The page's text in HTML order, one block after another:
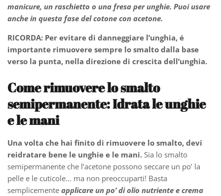
manicure, un raschietto o una fresa per unghie. Puoi usare
anche in questa fase del cotone con acetone.
RICORDA: Per evitare di danneggiare l’unghia, é
importante rimuovere sempre lo smalto dalla base
verso la punta, nella direzione di crescita dell’unghia.
Come rimuovere lo smalto
semipermanente:Idrata le unghie
e le mani
Una volta che hai finito di rimuovere lo smalto, devi
reidratare bene le unghie e le mani. Sia lo smalto
semipermanente che l’acetone possono seccare un po’ la
pelle e le cuticole… ma non preoccuparti! Basta
semplicemente applicare un po’ di olio nutriente e crema